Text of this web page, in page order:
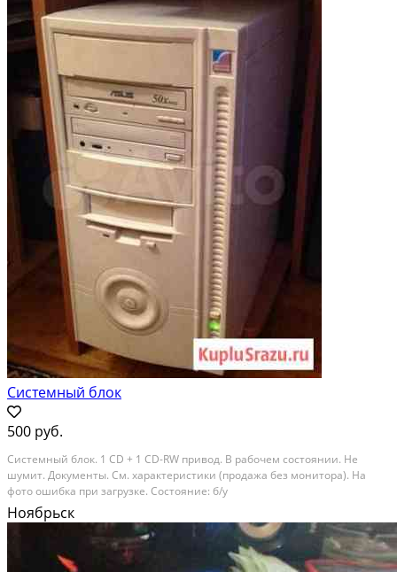
Системный блок
500 руб.
Системный блок. 1 CD + 1 CD-RW привод. В рабочем состоянии. Не
шумит. Документы. См. характеристики (продажа без монитора). На
фото ошибка при загрузке. Состояние: б/у
Ноябрьск